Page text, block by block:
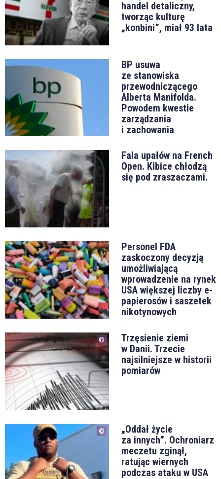
handel detaliczny,
tworząc kulturę
„konbini”, miał 93 lata
BP usuwa
ze stanowiska
przewodniczącego
Alberta Manifolda.
Powodem kwestie
zarządzania
i zachowania
Fala upałów na French
Open. Kibice chłodzą
się pod zraszaczami.
Personel FDA
zaskoczony decyzją
umożliwiającą
wprowadzenie na rynek
USA większej liczby e-
papierosów i saszetek
nikotynowych
Trzęsienie ziemi
w Danii. Trzecie
najsilniejsze w historii
pomiarów
„Oddał życie
za innych”. Ochroniarz
meczetu zginął,
ratując wiernych
podczas ataku w USA